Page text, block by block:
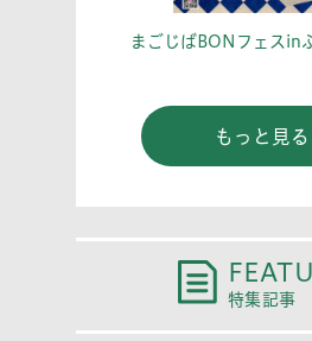
まごじばBONフェスin
もっと見る
特集記事